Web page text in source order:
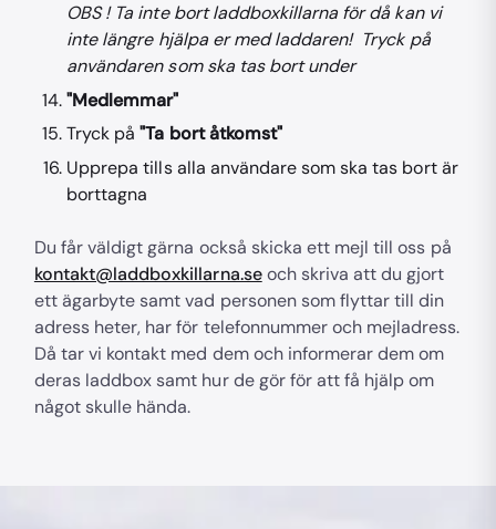
OBS ! Ta inte bort laddboxkillarna för då kan vi
inte längre hjälpa er med laddaren! Tryck på
användaren som ska tas bort under
"Medlemmar"
Tryck på"Ta bort åtkomst"
Upprepa tills alla användare som ska tas bort är
borttagna
Du får väldigt gärna också skicka ett mejl till oss på
kontakt@laddboxkillarna.seoch skriva att du gjort
ett ägarbyte samt vad personen som flyttar till din
adress heter, har för telefonnummer och mejladress.
Då tar vi kontakt med dem och informerar dem om
deras laddbox samt hur de gör för att få hjälp om
något skulle hända.